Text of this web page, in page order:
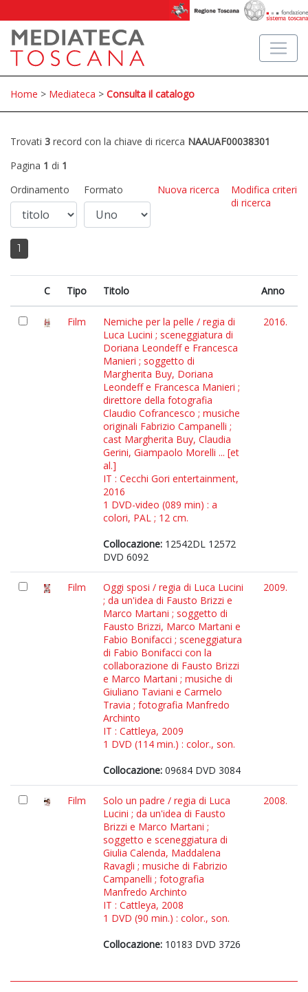
Home > Mediateca > Consulta il catalogo
Trovati 3 record con la chiave di ricerca NAAUAF00038301
Pagina 1 di 1
Ordinamento
Formato Nuova ricerca
Modifica criteri
di ricerca
1
C Tipo Titolo Anno
Film
Nemiche per la pelle / regia di
Luca Lucini ; sceneggiatura di
Doriana Leondeff e Francesca
Manieri ; soggetto di
Margherita Buy, Doriana
Leondeff e Francesca Manieri ;
direttore della fotografia
Claudio Cofrancesco ; musiche
originali Fabrizio Campanelli ;
cast Margherita Buy, Claudia
Gerini, Giampaolo Morelli ... [et
al.]
IT : Cecchi Gori entertainment,
2016
1 DVD-video (089 min) : a
colori, PAL ; 12 cm.
Collocazione: 12542DL 12572
DVD 6092
2016.
Film
Oggi sposi / regia di Luca Lucini
; da un'idea di Fausto Brizzi e
Marco Martani ; soggetto di
Fausto Brizzi, Marco Martani e
Fabio Bonifacci ; sceneggiatura
di Fabio Bonifacci con la
collaborazione di Fausto Brizzi
e Marco Martani ; musiche di
Giuliano Taviani e Carmelo
Travia ; fotografia Manfredo
Archinto
IT : Cattleya, 2009
1 DVD (114 min.) : color., son.
Collocazione: 09684 DVD 3084
2009.
Film
Solo un padre / regia di Luca
Lucini ; da un'idea di Fausto
Brizzi e Marco Martani ;
soggetto e sceneggiatura di
Giulia Calenda, Maddalena
Ravagli ; musiche di Fabrizio
Campanelli ; fotografia
Manfredo Archinto
IT : Cattleya, 2008
1 DVD (90 min.) : color., son.
Collocazione: 10183 DVD 3726
2008.